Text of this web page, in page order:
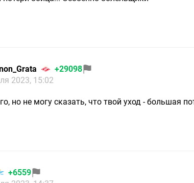
+29098
2023, 15:02
но не могу сказать, что твой уход - большая
+6559